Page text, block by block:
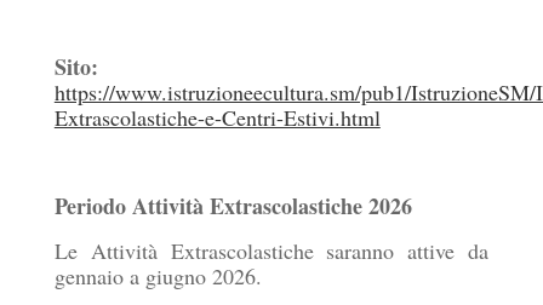
Sito:
https://www.istruzioneecultura.sm/pub1/
Extrascolastiche-e-Centri-Estivi.html
Periodo Attività Extrascolastiche 2026
Le Attività Extrascolastiche saranno attive da
gennaio a giugno 2026.